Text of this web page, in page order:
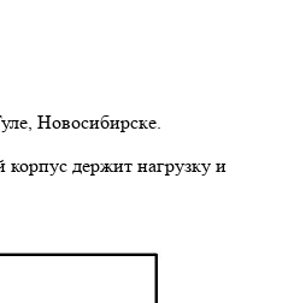
Новосибирске.
держит нагрузку и